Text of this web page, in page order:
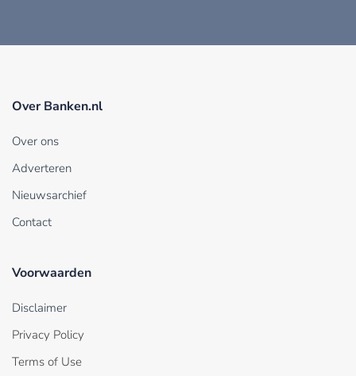
Over Banken.nl
Over ons
Adverteren
Nieuwsarchief
Contact
Voorwaarden
Disclaimer
Privacy Policy
Terms of Use